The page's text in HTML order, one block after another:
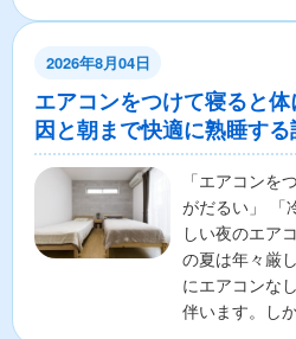
2026年8月04日
エアコンをつけて寝ると
因と朝まで快適に熟睡す
「エアコンを
がだるい」 「
しい夜のエア
の夏は年々厳
にエアコンな
伴います。し